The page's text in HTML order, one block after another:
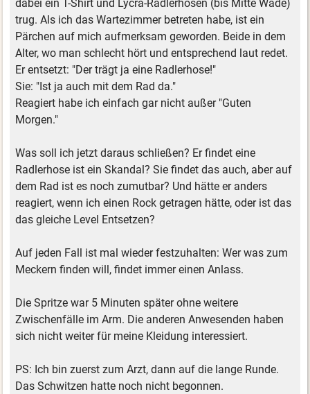
dabei ein T-Shirt und Lycra-Radlerhosen (bis Mitte Wade)
trug. Als ich das Wartezimmer betreten habe, ist ein
Pärchen auf mich aufmerksam geworden. Beide in dem
Alter, wo man schlecht hört und entsprechend laut redet.
Er entsetzt: "Der trägt ja eine Radlerhose!"
Sie: "Ist ja auch mit dem Rad da."
Reagiert habe ich einfach gar nicht außer "Guten
Morgen."
Was soll ich jetzt daraus schließen? Er findet eine
Radlerhose ist ein Skandal? Sie findet das auch, aber auf
dem Rad ist es noch zumutbar? Und hätte er anders
reagiert, wenn ich einen Rock getragen hätte, oder ist das
das gleiche Level Entsetzen?
Auf jeden Fall ist mal wieder festzuhalten: Wer was zum
Meckern finden will, findet immer einen Anlass.
Die Spritze war 5 Minuten später ohne weitere
Zwischenfälle im Arm. Die anderen Anwesenden haben
sich nicht weiter für meine Kleidung interessiert.
PS: Ich bin zuerst zum Arzt, dann auf die lange Runde.
Das Schwitzen hatte noch nicht begonnen.